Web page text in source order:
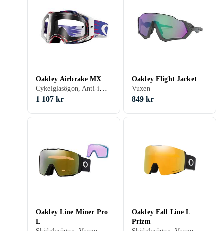
Oakley Airbrake MX
Cykelglasögon, Anti-imsystem, UV-skydd, Vuxen
1 107 kr
Oakley Flight Jacket
Vuxen
849 kr
Oakley Line Miner Pro
L
Oakley Fall Line L
Prizm